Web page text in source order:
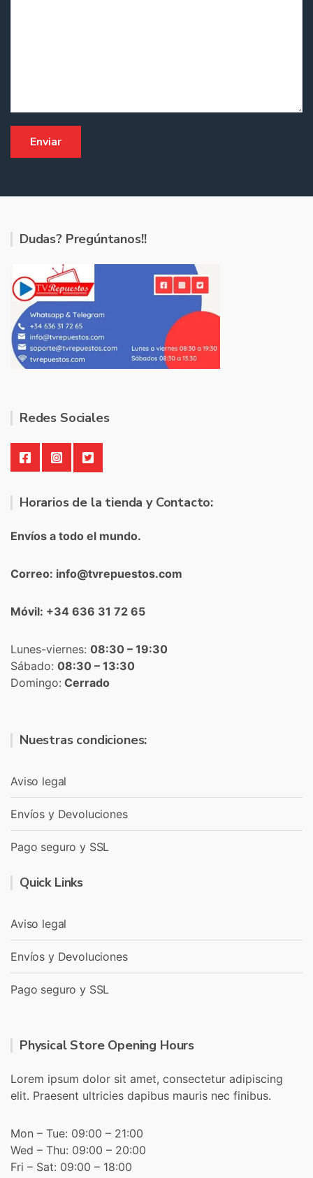
Dudas? Pregúntanos!!
Redes Sociales
Horarios de la tienda y Contacto:
Envíos a todo el mundo.
Correo: info@tvrepuestos.com
Móvil: +34 636 31 72 65
Lunes-viernes: 08:30 – 19:30
Sábado: 08:30 – 13:30
Domingo: Cerrado
Nuestras condiciones:
Aviso legal
Envíos y Devoluciones
Pago seguro y SSL
Quick Links
Aviso legal
Envíos y Devoluciones
Pago seguro y SSL
Physical Store Opening Hours
Lorem ipsum dolor sit amet, consectetur adipiscing
elit. Praesent ultricies dapibus mauris nec finibus.
Mon – Tue: 09:00 – 21:00
Wed – Thu: 09:00 – 20:00
Fri – Sat: 09:00 – 18:00